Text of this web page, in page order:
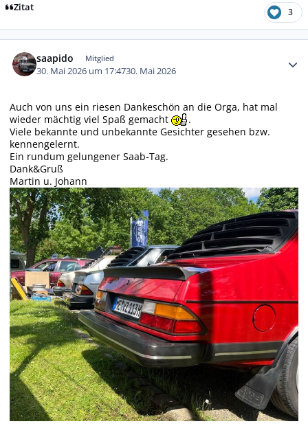
Zitat 3
saapido Mitglied
30. Mai 2026 um 17:4730. Mai 2026
Auch von uns ein riesen Dankeschön an die Orga, hat mal
wieder mächtig viel Spaß gemacht
.
Viele bekannte und unbekannte Gesichter gesehen bzw.
kennengelernt.
Ein rundum gelungener Saab-Tag.
Dank&Gruß
Martin u. Johann